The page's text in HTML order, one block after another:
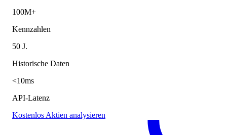
100M+
Kennzahlen
50 J.
Historische Daten
<10ms
API-Latenz
Kostenlos Aktien analysieren